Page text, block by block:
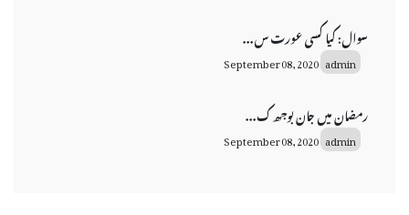
سوال: کیا کسی عورت س...
admin
September 08, 2020
رمضان میں جان بوجھ ک...
admin
September 08, 2020